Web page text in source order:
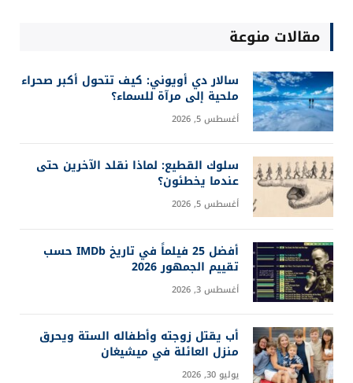
0
COMMENTS
آخر التحديثات
Prompt Engineering خطوة بخطوة
أغسطس 4, 2026